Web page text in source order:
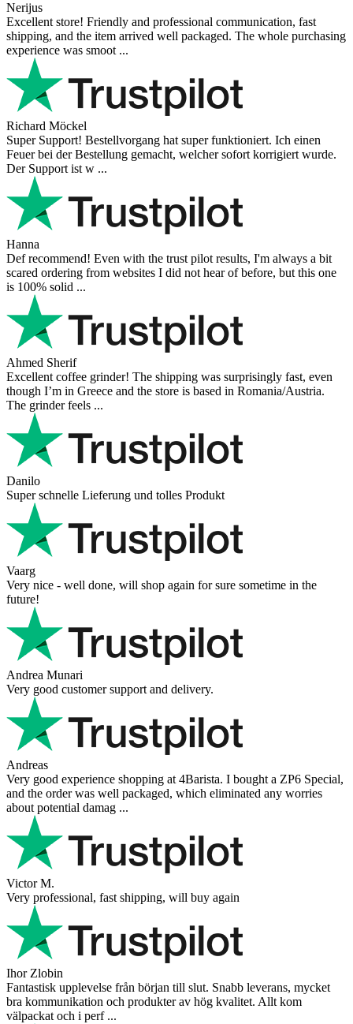
Nerijus
Excellent store! Friendly and professional communication, fast
shipping, and the item arrived well packaged. The whole purchasing
experience was smoot ...
Richard Möckel
Super Support! Bestellvorgang hat super funktioniert. Ich einen
Feuer bei der Bestellung gemacht, welcher sofort korrigiert wurde.
Der Support ist w ...
Hanna
Def recommend! Even with the trust pilot results, I'm always a bit
scared ordering from websites I did not hear of before, but this one
is 100% solid ...
Ahmed Sherif
Excellent coffee grinder! The shipping was surprisingly fast, even
though I’m in Greece and the store is based in Romania/Austria.
The grinder feels ...
Danilo
Super schnelle Lieferung und tolles Produkt
Vaarg
Very nice - well done, will shop again for sure sometime in the
future!
Andrea Munari
Very good customer support and delivery.
Andreas
Very good experience shopping at 4Barista. I bought a ZP6 Special,
and the order was well packaged, which eliminated any worries
about potential damag ...
Victor M.
Very professional, fast shipping, will buy again
Ihor Zlobin
Fantastisk upplevelse från början till slut. Snabb leverans, mycket
bra kommunikation och produkter av hög kvalitet. Allt kom
välpackat och i perf ...